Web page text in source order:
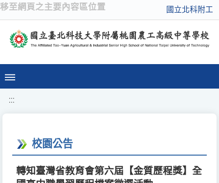
移至網頁之主要內容區位置 國立北科附工
:::
校園公告
轉知臺灣省教育會第六屆【金質歷程獎】全